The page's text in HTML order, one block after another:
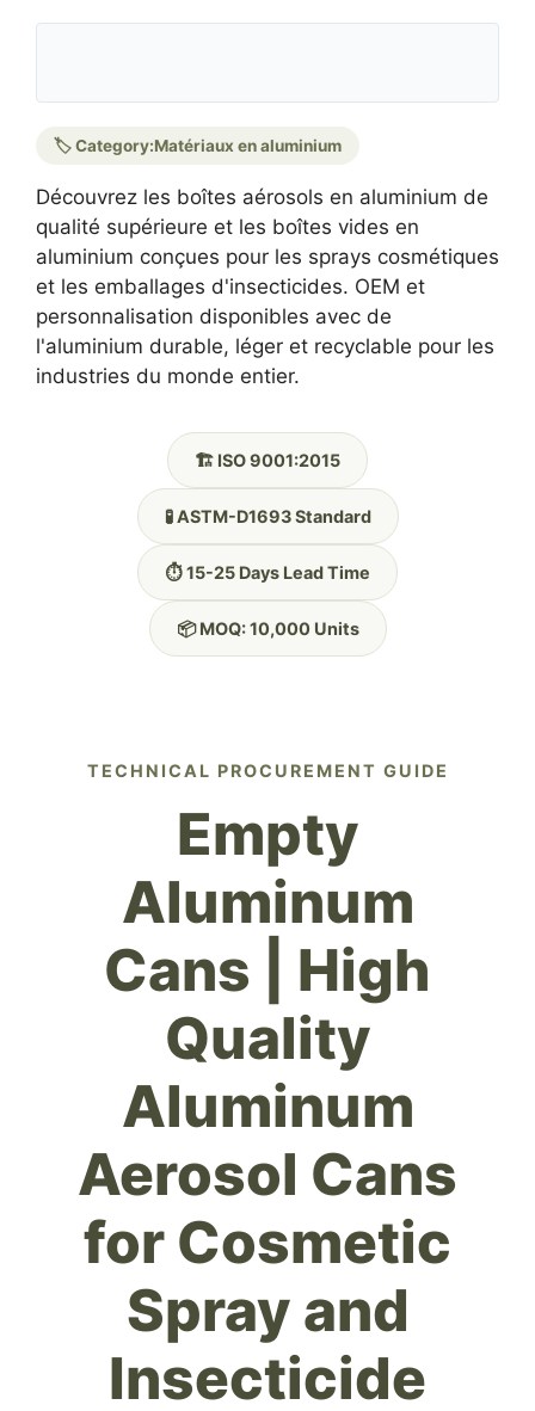
🏷️ Category:Matériaux en aluminium
Découvrez les boîtes aérosols en aluminium de
qualité supérieure et les boîtes vides en
aluminium conçues pour les sprays cosmétiques
et les emballages d'insecticides. OEM et
personnalisation disponibles avec de
l'aluminium durable, léger et recyclable pour les
industries du monde entier.
🏗️ ISO 9001:2015
🧪 ASTM-D1693 Standard
⏱️ 15-25 Days Lead Time
📦 MOQ: 10,000 Units
TECHNICAL PROCUREMENT GUIDE
Empty
Aluminum
Cans | High
Quality
Aluminum
Aerosol Cans
for Cosmetic
Spray and
Insecticide